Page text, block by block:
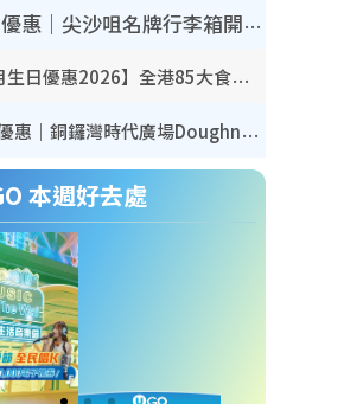
開倉優惠｜尖沙咀名牌行李箱開倉低至4折！一連5日 American Tourister/ace./Hallmark $200起！
【8月生日優惠2026】全港85大食買玩著數攻略 自助餐/火鍋放題同行免費＋誠品/DONKI送現金券
開倉優惠｜銅鑼灣時代廣場Doughnut/Campo Marzio開倉低至1折！背囊、書包、手袋劈價$200起
本週好去處